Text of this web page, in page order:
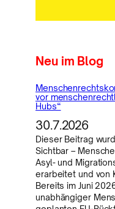
Neu im Blog
vor
Hubs“
30.7.2026
Dieser Beitrag
Sichtbar –
Asyl- und
erarbeitet und von
Bereits im Juni
unabhängiger